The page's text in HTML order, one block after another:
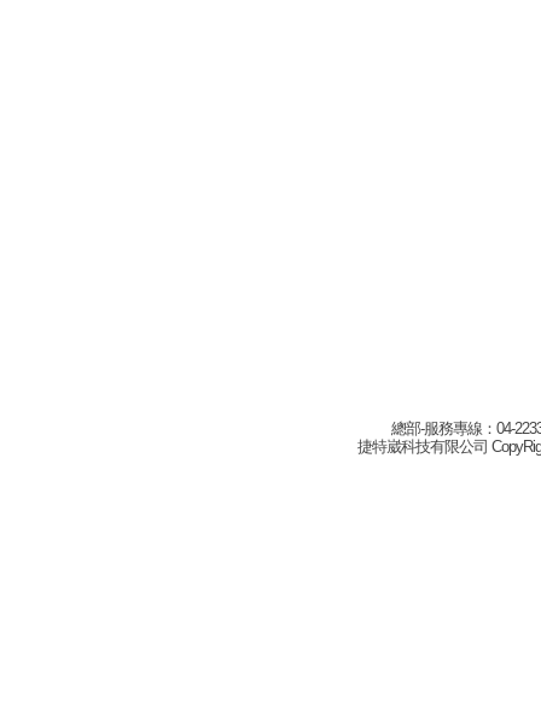
總部-服務專線：04-
捷特崴科技有限公司